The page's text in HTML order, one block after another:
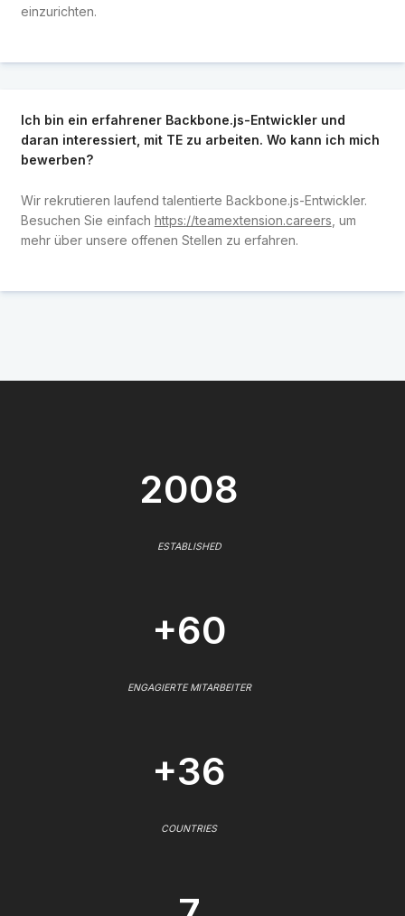
einzurichten.
Ich bin ein erfahrener Backbone.js-Entwickler und
daran interessiert, mit TE zu arbeiten. Wo kann ich mich
bewerben?
Wir rekrutieren laufend talentierte Backbone.js-Entwickler.
Besuchen Sie einfach https://teamextension.careers , um
mehr über unsere offenen Stellen zu erfahren.
2008
ESTABLISHED
+60
ENGAGIERTE MITARBEITER
+36
COUNTRIES